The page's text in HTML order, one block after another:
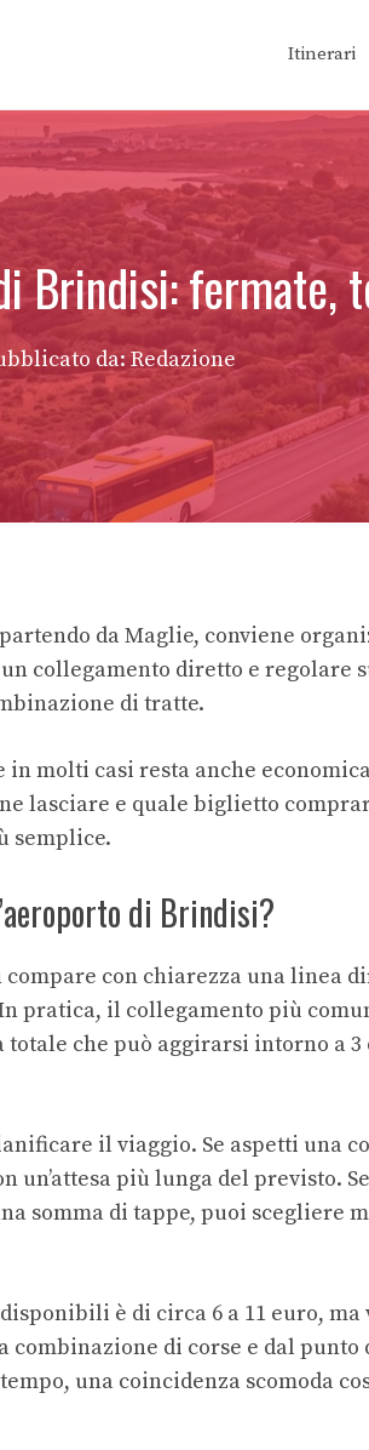
Itinerari
Brindisi:
da: Redazione
da Maglie, conviene
collegamento diretto e regolare
di tratte.
in molti casi resta anche
lasciare e quale biglietto
semplice.
di Brindisi?
con chiarezza una linea
pratica, il collegamento più
che può aggirarsi intorno a 3
il viaggio. Se aspetti una
più lunga del previsto.
somma di tappe, puoi scegliere
è di circa 6 a 11 euro, ma
di corse e dal punto
una coincidenza scomoda